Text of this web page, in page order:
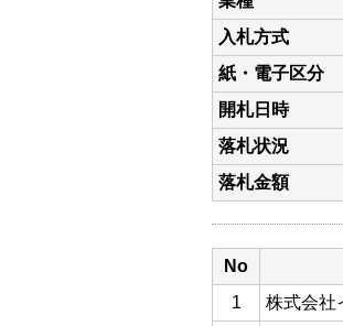
入札方式
紙・電子区分
開札日時
落札状況
落札金額
No
1
株式会社